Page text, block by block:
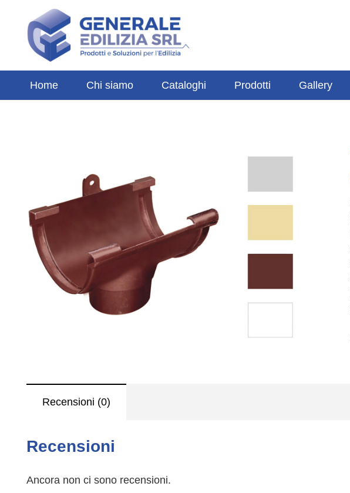
Home Chi siamo Cataloghi Prodotti Gallery
Recensioni (0)
Recensioni
Ancora non ci sono recensioni.